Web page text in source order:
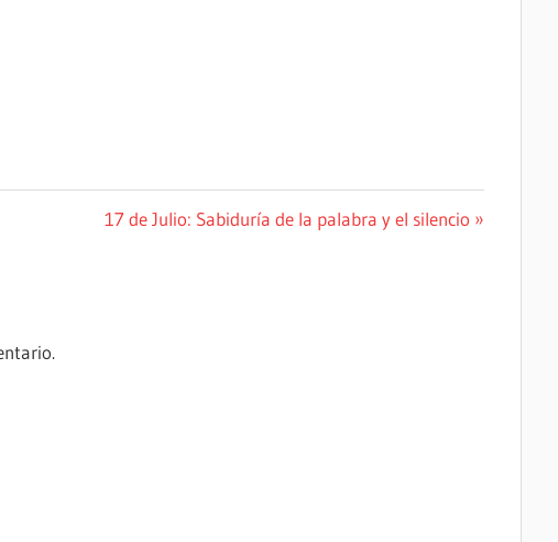
Siguiente
17 de Julio: Sabiduría de la palabra y el silencio